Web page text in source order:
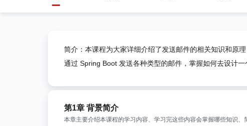
简介：本课程为大家详细介绍了发送邮件的相关知识和原
通过 Spring Boot 发送各种类型的邮件，掌握如何去设计一
第1章 背景简介
本章主要介绍本课程的学习内容、学习完这些内容会掌握哪些知识